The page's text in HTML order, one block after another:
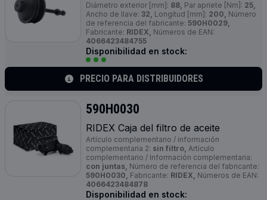
Diámetro exterior [mm]: 88, Par apriete [Nm]: 25,
Ancho de llave: 32, Longitud [mm]: 200, Número
de referencia del fabricante: 590H0029,
Fabricante: RIDEX, Números de EAN:
4066423484755
Disponibilidad en stock:
PRECIO PARA DISTRIBUIDORES
590H0030
RIDEX Caja del filtro de aceite
Artículo complementario / información
complementaria 2: sin filtro, Artículo
complementario / Información complementaria:
con juntas, Número de referencia del fabricante:
590H0030, Fabricante: RIDEX, Números de EAN:
4066423484878
Disponibilidad en stock: